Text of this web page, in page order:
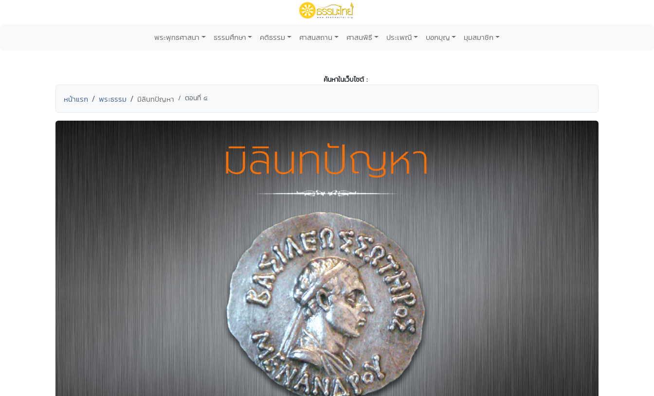
พระพุทธศาสนา ธรรมศึกษา คติธรรม ศาสนสถาน ศาสนพิธี ประเพณี บอกบุญ มุมสมาชิก
ค้นหาในเว็บไซต์ :
หน้าแรก พระธรรม มิลินทปัญหา ตอนที่ ๔